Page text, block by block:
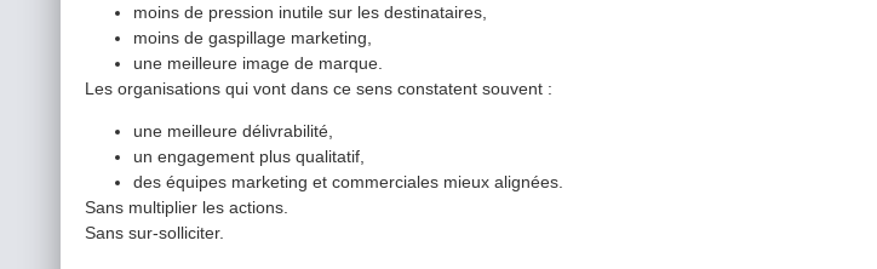
moins de pression inutile sur les destinataires,
moins de gaspillage marketing,
une meilleure image de marque.
Les organisations qui vont dans ce sens constatent souvent :
une meilleure délivrabilité,
un engagement plus qualitatif,
des équipes marketing et commerciales mieux alignées.
Sans multiplier les actions.
Sans sur-solliciter.